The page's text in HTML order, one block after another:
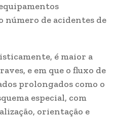
de acidentes de
é maior a
e em que o fluxo de
prolongados como o
especial, com
orientação e